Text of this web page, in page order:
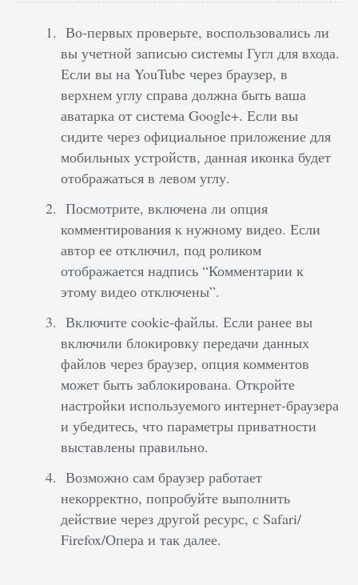
Во-первых проверьте, воспользовались ли
вы учетной записью системы Гугл для входа.
Если вы на YouTube через браузер, в
верхнем углу справа должна быть ваша
аватарка от система Google+. Если вы
сидите через официальное приложение для
мобильных устройств, данная иконка будет
отображаться в левом углу.
Посмотрите, включена ли опция
комментирования к нужному видео. Если
автор ее отключил, под роликом
отображается надпись “Комментарии к
этому видео отключены”.
Включите cookie-файлы. Если ранее вы
включили блокировку передачи данных
файлов через браузер, опция комментов
может быть заблокирована. Откройте
настройки используемого интернет-браузера
и убедитесь, что параметры приватности
выставлены правильно.
Возможно сам браузер работает
некорректно, попробуйте выполнить
действие через другой ресурс, с Safari/
Firefox/Опера и так далее.